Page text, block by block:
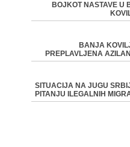
BOJKOT NASTAVE U
BANJA
PREPLAVLJENA
SITUACIJA NA JUGU
PITANJU ILEGALNIH